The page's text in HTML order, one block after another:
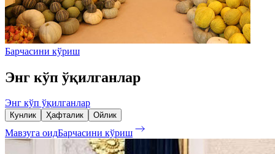
Барчасини кўриш
Энг кўп ўқилганлар
Энг кўп ўқилганлар
Кунлик Ҳафталик Ойлик
Мавзуга оидБарчасини кўриш